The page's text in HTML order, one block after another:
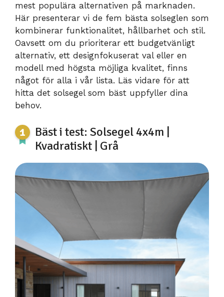
mest populära alternativen på marknaden.
Här presenterar vi de fem bästa solseglen som
kombinerar funktionalitet, hållbarhet och stil.
Oavsett om du prioriterar ett budgetvänligt
alternativ, ett designfokuserat val eller en
modell med högsta möjliga kvalitet, finns
något för alla i vår lista. Läs vidare för att
hitta det solsegel som bäst uppfyller dina
behov.
Bäst i test: Solsegel 4x4m |
Kvadratiskt | Grå